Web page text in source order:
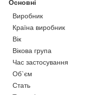
Основні
Виробник
Країна виробник
Вік
Вікова група
Час застосування
Об`єм
Стать